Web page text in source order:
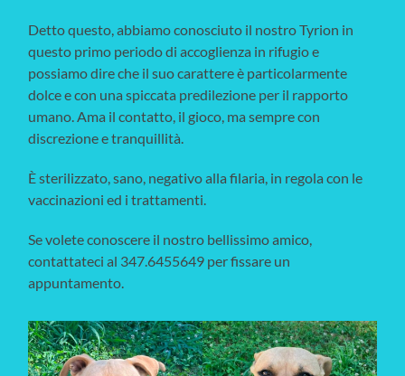
Detto questo, abbiamo conosciuto il nostro Tyrion in
questo primo periodo di accoglienza in rifugio e
possiamo dire che il suo carattere è particolarmente
dolce e con una spiccata predilezione per il rapporto
umano. Ama il contatto, il gioco, ma sempre con
discrezione e tranquillità.
È sterilizzato, sano, negativo alla filaria, in regola con le
vaccinazioni ed i trattamenti.
Se volete conoscere il nostro bellissimo amico,
contattateci al 347.6455649 per fissare un
appuntamento.